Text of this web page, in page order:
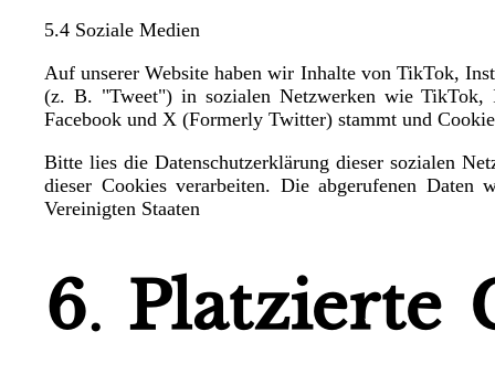
5.4 Soziale Medien
Auf unserer Website haben wir Inhalte von TikTok,
(z. B. "Tweet") in sozialen Netzwerken wie TikTok,
Facebook und X (Formerly Twitter) stammt und
Bitte lies die Datenschutzerklärung dieser sozialen
dieser Cookies verarbeiten. Die abgerufenen
Vereinigten Staaten
6. Platzierte